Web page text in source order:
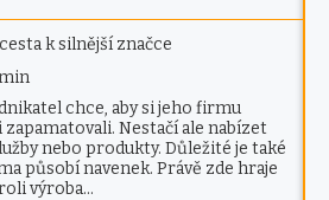
k silnější značce
chce, aby si jeho firmu
zapamatovali. Nestačí ale nabízet
nebo produkty. Důležité je také
působí navenek. Právě zde hraje
výroba…